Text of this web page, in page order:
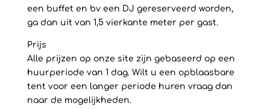
een buffet en bv een DJ gereserveerd worden,
ga dan uit van 1,5 vierkante meter per gast.
Prijs
Alle prijzen op onze site zijn gebaseerd op een
huurperiode van 1 dag. Wilt u een opblaasbare
tent voor een langer periode huren vraag dan
naar de mogelijkheden.